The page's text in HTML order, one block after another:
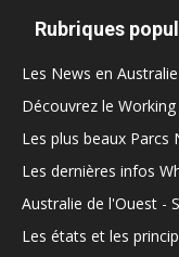
Rubriques
Les News en Australie
Découvrez le Working
Les plus beaux Parcs
Les dernières infos
Australie de l'Ouest -
Les états et les